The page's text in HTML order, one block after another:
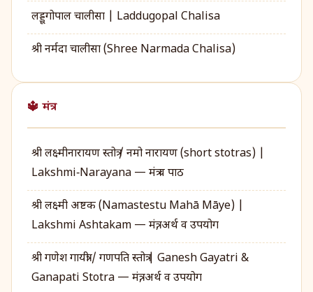
लड्डूगोपाल चालीसा | Laddugopal Chalisa
श्री नर्मदा चालीसा (Shree Narmada Chalisa)
🔱 मंत्र
श्री लक्ष्मीनारायण स्तोत्र / नमो नारायण (short stotras) |
Lakshmi‑Narayana — मंत्र व पाठ
श्री लक्ष्मी अष्टक (Namastestu Mahā Māye) |
Lakshmi Ashtakam — मंत्र, अर्थ व उपयोग
श्री गणेश गायत्री / गणपति स्तोत्र | Ganesh Gayatri &
Ganapati Stotra — मंत्र, अर्थ व उपयोग